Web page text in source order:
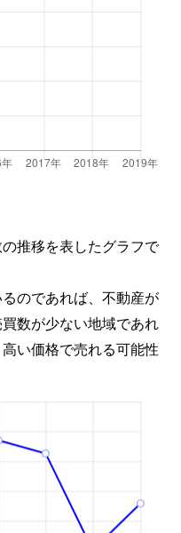
推移を表したグラフで
のであれば、不動産が
数が少ない地域であれ
い価格で売れる可能性